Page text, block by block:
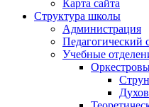
Карта сайта
Структура школы
Администрация
Педагогический
Учебные